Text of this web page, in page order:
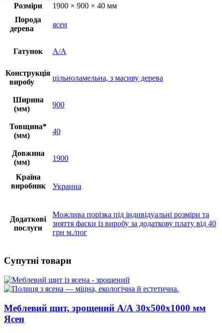
Розміри
1900 × 900 × 40 мм
Порода
дерева
ясен
Гатунок А/А
Конструкція
виробу
цільноламельна, з масиву дерева
Ширина
(мм)
900
Товщина*
(мм)
40
Довжина
(мм)
1900
Країна
виробник
Украина
Додаткові
послуги
Можлива порізка під індивідуальні розміри та
зняття фаски із виробу за додаткову плату від 40
грн м./пог
Супутні товари
Меблевий щит, зрощений A/А 30х500х1000 мм
Ясен